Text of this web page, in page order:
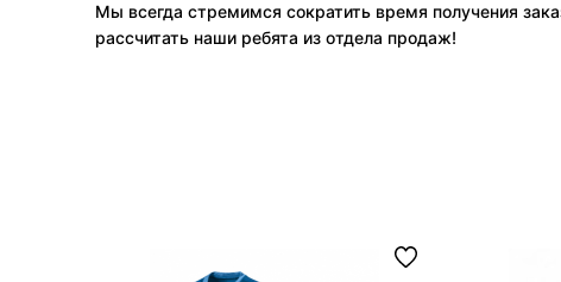
Мы всегда стремимся сократить время получения
рассчитать наши ребята из отдела продаж!